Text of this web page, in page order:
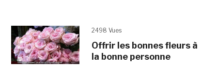
2498 Vues
Offrir les bonnes fleurs à
la bonne personne